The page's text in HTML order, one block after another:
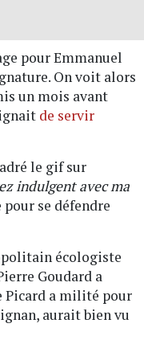
pour Emmanuel
On voit alors
un mois avant
de servir
le gif sur
indulgent avec ma
se défendre
écologiste
Goudard a
Picard a milité pour
aurait bien vu